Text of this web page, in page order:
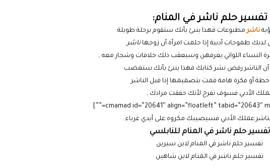
تفسير حلم ناشر في المنام:
ناشرمطبوعات فهذا ينبئ بأنك ستقوم برحلة طويلة
طموحات أدبية إذا حلمت امرأة أن زوجهاناشر
النساء اللواتي يعرفهن وسيعقب ذلك خلافات وشجار معه ,
أن الناشر رفض نشر كتابك فهذا ينبئ بأنك ستغضب
أو فكرة هامة قمت بتصميمها إذا قبل الناشر
الأدبي فسوف تفرح لأنك حققت مرادك ,
عملك الأدبي فسيصيبك مكروه على أيدي غرباء .
تفسير حلم ناشر في المنام للنابلسي
تفسير حلم ناشر في المنام لابن سيرين
تفسير حلم ناشر في المنام لابن شاهين